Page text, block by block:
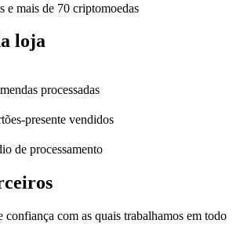
e mais de 70 criptomoedas
loja
processadas
presente vendidos
de processamento
confiança com as quais trabalhamos em todo